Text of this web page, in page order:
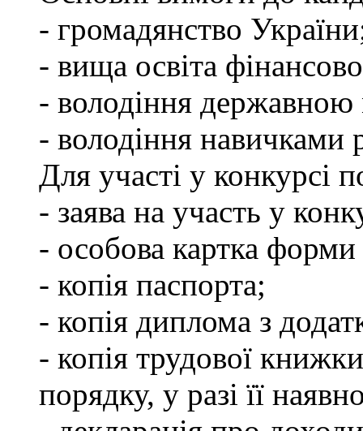
- громадянство
- вища освіта
- володіння
- володіння навичками
Для участі у конкурсі
- заява на участь у
- особова картка
- копія паспорта;
- копія диплома з
- копія трудової
порядку, у разі її